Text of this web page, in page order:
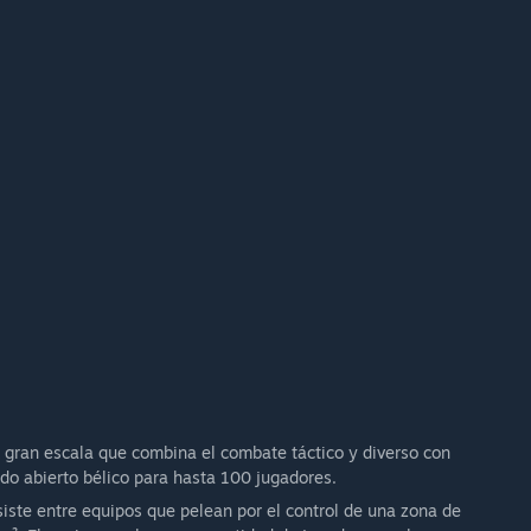
changes
escala que combina el combate táctico y diverso con
abierto bélico para hasta 100 jugadores.
entre equipos que pelean por el control de una zona de